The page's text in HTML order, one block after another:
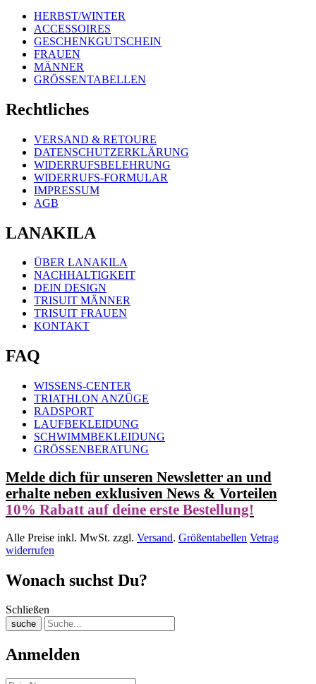
HERBST/WINTER
ACCESSOIRES
GESCHENKGUTSCHEIN
FRAUEN
MÄNNER
GRÖSSENTABELLEN
Rechtliches
VERSAND & RETOURE
DATENSCHUTZERKLÄRUNG
WIDERRUFSBELEHRUNG
WIDERRUFS-FORMULAR
IMPRESSUM
AGB
LANAKILA
ÜBER LANAKILA
NACHHALTIGKEIT
DEIN DESIGN
TRISUIT MÄNNER
TRISUIT FRAUEN
KONTAKT
FAQ
WISSENS-CENTER
TRIATHLON ANZÜGE
RADSPORT
LAUFBEKLEIDUNG
SCHWIMMBEKLEIDUNG
GRÖSSENBERATUNG
Melde dich für unseren Newsletter an und
erhalte neben exklusiven News & Vorteilen
10% Rabatt auf deine erste Bestellung!
Alle Preise inkl. MwSt. zzgl. Versand. Größentabellen Vetrag
widerrufen
Wonach suchst Du?
Schließen
suche
Anmelden